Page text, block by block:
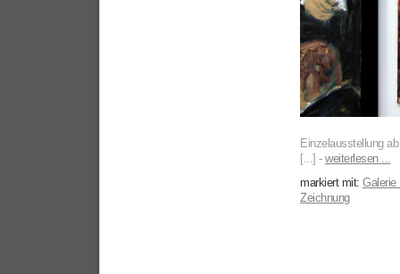
Einzelausstellung
[...] - weiterlesen ...
markiert mit: Galerie
Zeichnung